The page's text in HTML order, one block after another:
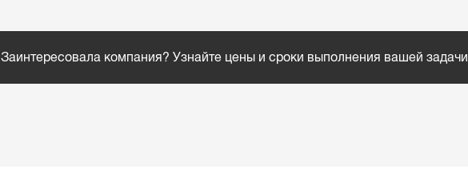
Заинтересовала компания? Узнайте цены и сроки выполнения вашей задачи